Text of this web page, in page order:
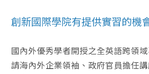
創新國際學院有提供實習的機
國內外優秀學者開授之全英語跨領
請海內外企業領袖、政府官員擔任